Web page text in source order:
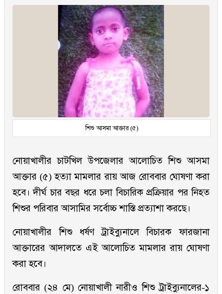
শিশু আসমা আক্তার (৫)
নোয়াখালীর চাটখিল উপজেলার আলোচিত শিশু আসমা
আক্তার (৫) হত্যা মামলার রায় আজ রোববার ঘোষণা করা
হবে। দীর্ঘ চার বছর ধরে চলা বিচারিক প্রক্রিয়ার পর নিহত
শিশুর পরিবার আসামির সর্বোচ্চ শাস্তি প্রত্যাশা করছে।
নোয়াখালীর শিশু ধর্ষণ ট্রাইব্যুনালে বিচারক ফারজানা
আক্তারের আদালতে এই আলোচিত মামলার রায় ঘোষণা
করা হবে।
রোববার (২৪ মে) নোয়াখালী নারীও শিশু ট্রাইব্যুনালের-১